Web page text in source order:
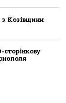
з Козівщини